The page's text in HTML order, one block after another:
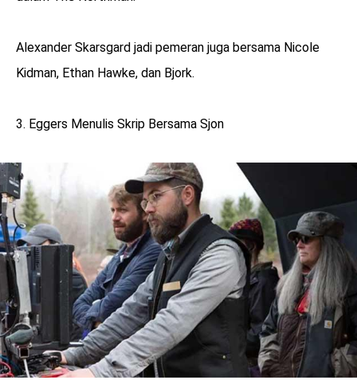
Alexander Skarsgard jadi pemeran juga bersama Nicole
Kidman, Ethan Hawke, dan Bjork.
3. Eggers Menulis Skrip Bersama Sjon